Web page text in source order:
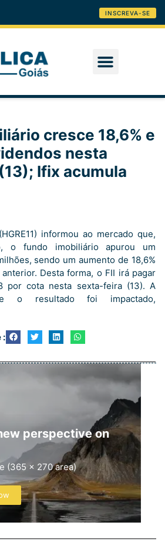
INSCREVA-SE
cresce 18,6% e
nesta
Ifix acumula
informou ao mercado que,
o fundo imobiliário apurou um
sendo um aumento de 18,6%
Desta forma, o FII irá pagar
por cota nesta sexta-feira (13). A
o resultado foi impactado,
:
perspective on
(365 x 270 area)